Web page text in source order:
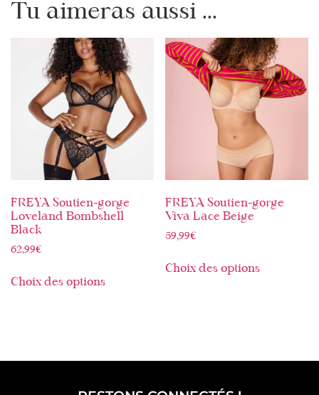
Tu aimeras aussi ...
FREYA Soutien-gorge
Loveland Bombshell
Black
62,99€
Choix des options
FREYA Soutien-gorge
Viva Lace Beige
59,99€
Choix des options